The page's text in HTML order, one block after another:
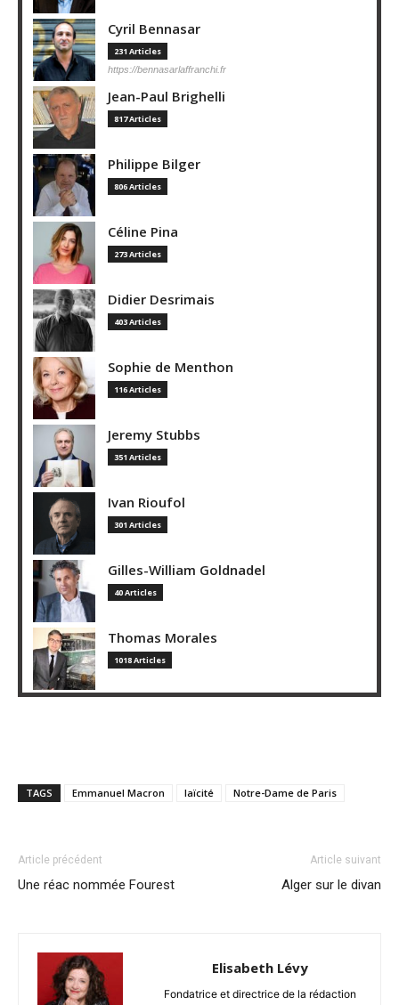
Cyril Bennasar
231 Articles
https://bennasarlaffranchi.fr
Jean-Paul Brighelli
817 Articles
Philippe Bilger
806 Articles
Céline Pina
273 Articles
Didier Desrimais
403 Articles
Sophie de Menthon
116 Articles
Jeremy Stubbs
351 Articles
Ivan Rioufol
301 Articles
Gilles-William Goldnadel
40 Articles
Thomas Morales
1018 Articles
TAGS Emmanuel Macron laïcité Notre-Dame de Paris
Article précédent
Une réac nommée Fourest
Article suivant
Alger sur le divan
Elisabeth Lévy
Fondatrice et directrice de la rédaction